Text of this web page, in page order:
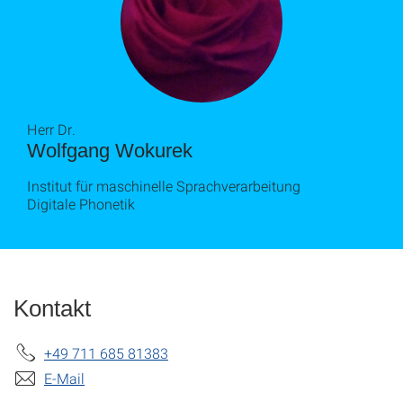
Wolfgang Wokurek
Herr Dr.
Institut für maschinelle Sprachverarbeitung
Digitale Phonetik
Kontakt
+49 711 685 81383
E-Mail